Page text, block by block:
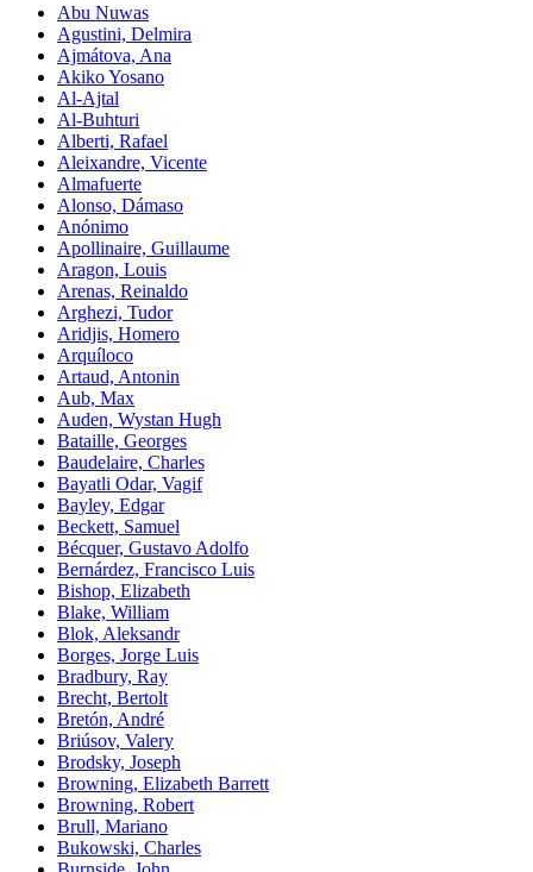
Abu Nuwas
Agustini, Delmira
Ajmátova, Ana
Akiko Yosano
Al-Ajtal
Al-Buhturi
Alberti, Rafael
Aleixandre, Vicente
Almafuerte
Alonso, Dámaso
Anónimo
Apollinaire, Guillaume
Aragon, Louis
Arenas, Reinaldo
Arghezi, Tudor
Aridjis, Homero
Arquíloco
Artaud, Antonin
Aub, Max
Auden, Wystan Hugh
Bataille, Georges
Baudelaire, Charles
Bayatli Odar, Vagif
Bayley, Edgar
Beckett, Samuel
Bécquer, Gustavo Adolfo
Bernárdez, Francisco Luis
Bishop, Elizabeth
Blake, William
Blok, Aleksandr
Borges, Jorge Luis
Bradbury, Ray
Brecht, Bertolt
Bretón, André
Briúsov, Valery
Brodsky, Joseph
Browning, Elizabeth Barrett
Browning, Robert
Brull, Mariano
Bukowski, Charles